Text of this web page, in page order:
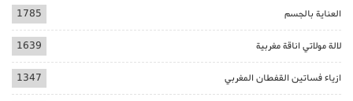
العناية بالجسم 1785
لالة مولاتي اناقة مغربية 1639
ازياء فساتين القفطان المغربي 1347